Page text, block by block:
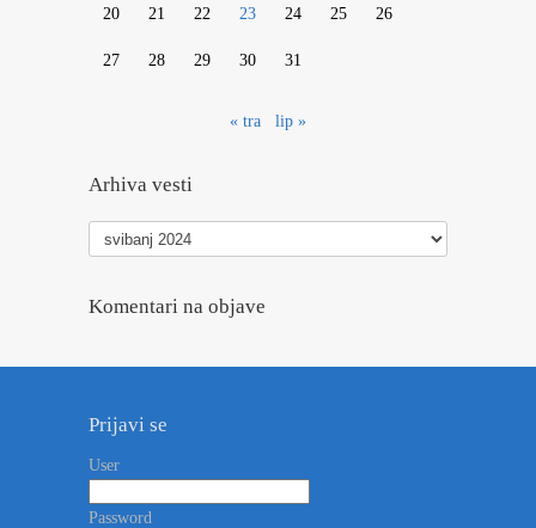
20 21 22 23 24 25 26
27 28 29 30 31
« tra lip »
Arhiva vesti
Arhiva
vesti
Komentari na objave
Prijavi se
User
Password